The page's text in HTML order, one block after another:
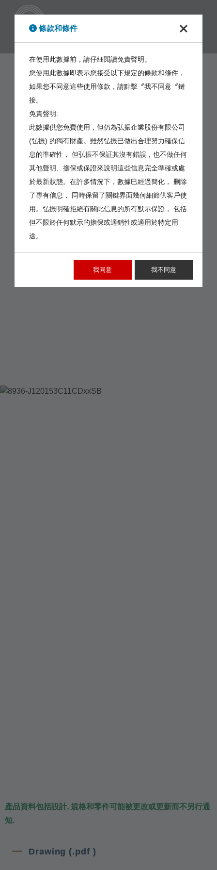
J120153C11CDXXSB
產品資料包括設計, 規格和零件可能被更改或更新而不另行通
知.
Drawing (.pdf )
條款和條件
在使用此數據前，請仔細閱讀免責聲明。
您使用此數據即表示您接受以下規定的條款和條件，
如果您不同意這些使用條款，請點擊〞我不同意〞鏈
接。
免責聲明:
此數據供您免費使用，但仍為弘振企業股份有限公司
(弘振) 的獨有財產。雖然弘振巳做出合理努力確保信
息的準確性， 但弘振不保証其沒有錯誤，也不做任何
其他聲明、擔保或保證來說明這些信息完全準確或處
於最新狀態。在許多情況下，數據巳經過簡化， 删除
了專有信息， 同時保留了關鍵界面幾何細節供客戶使
用。弘振明確拒絕有關此信息的所有默示保證， 包括
但不限於任何默示的擔保或適銷性或適用於特定用
途。
我同意 我不同意